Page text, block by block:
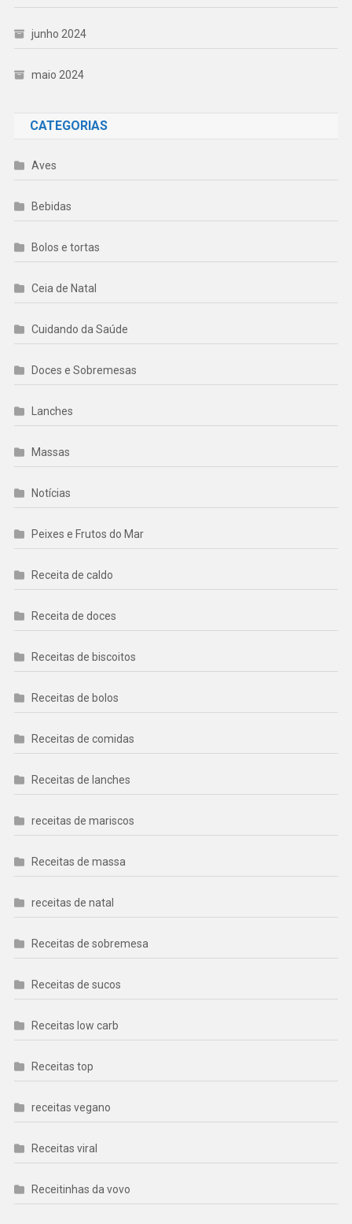
junho 2024
maio 2024
CATEGORIAS
Aves
Bebidas
Bolos e tortas
Ceia de Natal
Cuidando da Saúde
Doces e Sobremesas
Lanches
Massas
Notícias
Peixes e Frutos do Mar
Receita de caldo
Receita de doces
Receitas de biscoitos
Receitas de bolos
Receitas de comidas
Receitas de lanches
receitas de mariscos
Receitas de massa
receitas de natal
Receitas de sobremesa
Receitas de sucos
Receitas low carb
Receitas top
receitas vegano
Receitas viral
Receitinhas da vovo